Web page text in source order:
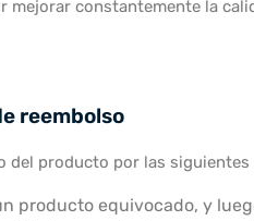
mejorar constantemente la
reembolso
del producto por las
producto equivocado, y